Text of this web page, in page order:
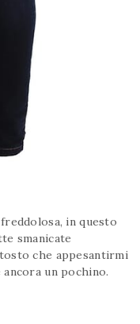
in questo
smanicate
che appesantirmi
un pochino.